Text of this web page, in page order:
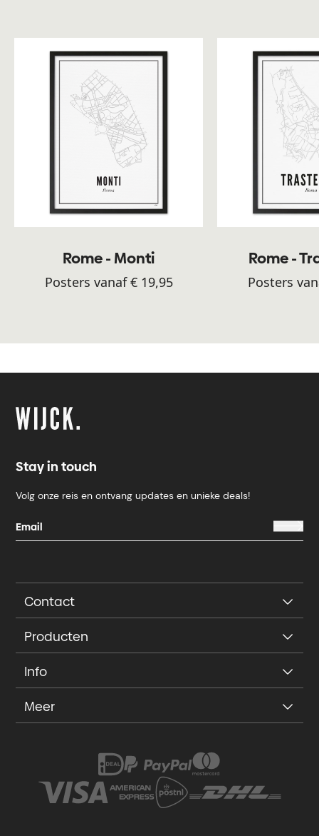
Rome - Monti
Posters vanaf € 19,95
Rome -
Posters
Stay in touch
Volg onze reis en ontvang updates en unieke deals!
Contact
Producten
Info
Meer